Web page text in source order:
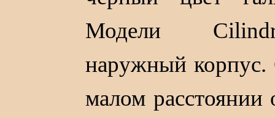
Модели
наружный корпус.
малом расстоянии